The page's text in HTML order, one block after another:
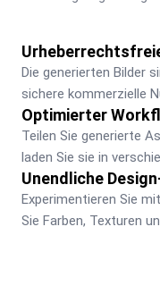
Die generierten Bilder
sichere kommerzielle
Optimierter
Teilen Sie generierte
laden Sie sie in
Unendliche
Experimentieren Sie
Sie Farben, Texturen